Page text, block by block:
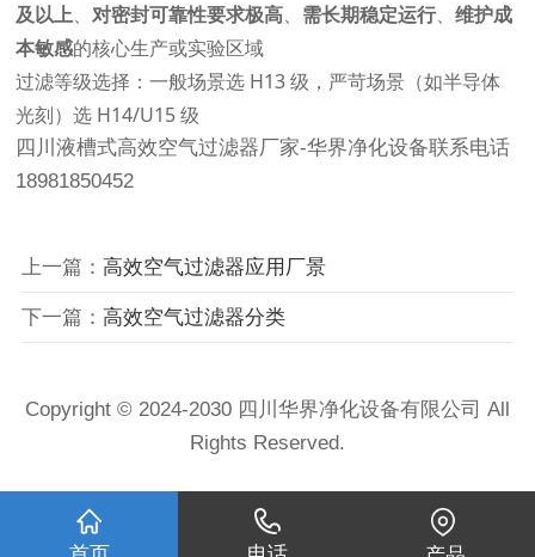
及以上、对密封可靠性要求极高、 需长期稳定运行、维护成
本敏感的核心生产或实验区域
过滤等级选择：一般场景选 H13 级，严苛场景（如半导体
光刻）选 H14/U15 级
四川液槽式高效空气过滤器厂家-华界净化设备联系电话
18981850452
上一篇： 高效空气过滤器应用厂景
下一篇： 高效空气过滤器分类
Copyright © 2024-2030 四川华界净化设备有限公司 All
Rights Reserved.